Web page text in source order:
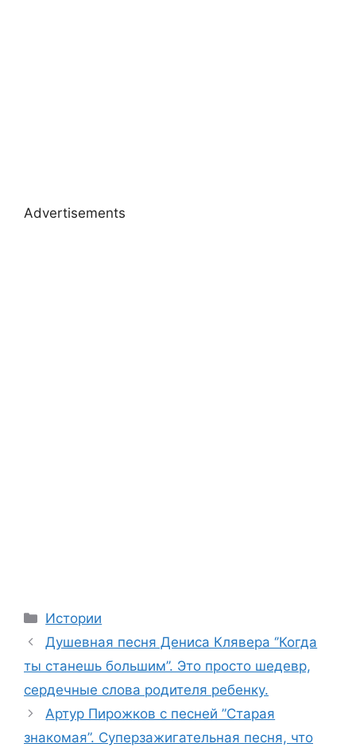
Advertisements
Categories
Истории
Душевная песня Дениса Клявера ‘’Когда
ты станешь большим’’. Это просто шедевр,
сердечные слова родителя ребенку.
Артур Пирожков с песней ”Старая
знакомая”. Суперзажигательная песня, что